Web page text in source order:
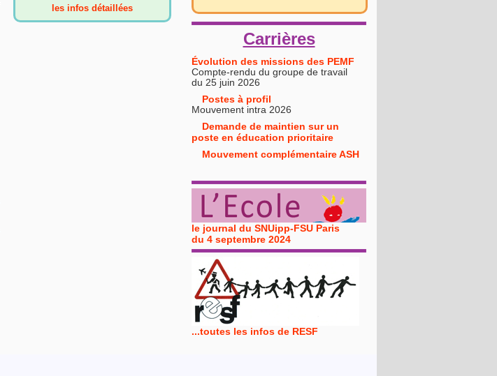
les infos détaillées
Carrières
Évolution des missions des PEMF
Compte-rendu du groupe de travail
du 25 juin 2026
Postes à profil
Mouvement intra 2026
Demande de maintien sur un
poste en éducation prioritaire
Mouvement complémentaire ASH
le journal du SNUipp-FSU Paris
du 4 septembre 2024
...toutes les infos de RESF